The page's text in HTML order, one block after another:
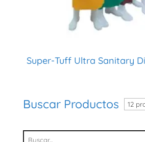
Super-Tuff Ultra Sanitary
Buscar Productos